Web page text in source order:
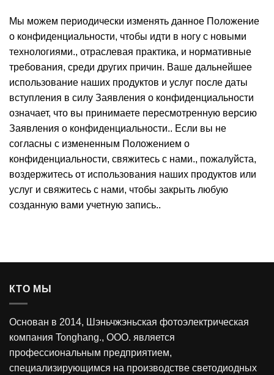
Мы можем периодически изменять данное Положение
о конфиденциальности, чтобы идти в ногу с новыми
технологиями., отраслевая практика, и нормативные
требования, среди других причин. Ваше дальнейшее
использование наших продуктов и услуг после даты
вступления в силу Заявления о конфиденциальности
означает, что вы принимаете пересмотренную версию
Заявления о конфиденциальности.. Если вы не
согласны с измененным Положением о
конфиденциальности, свяжитесь с нами., пожалуйста,
воздержитесь от использования наших продуктов или
услуг и свяжитесь с нами, чтобы закрыть любую
созданную вами учетную запись..
КТО МЫ
Основан в 2014, Шэньчжэньская фотоэлектрическая
компания Tonghang., ООО. является
профессиональным предприятием,
специализирующимся на производстве светодиодных